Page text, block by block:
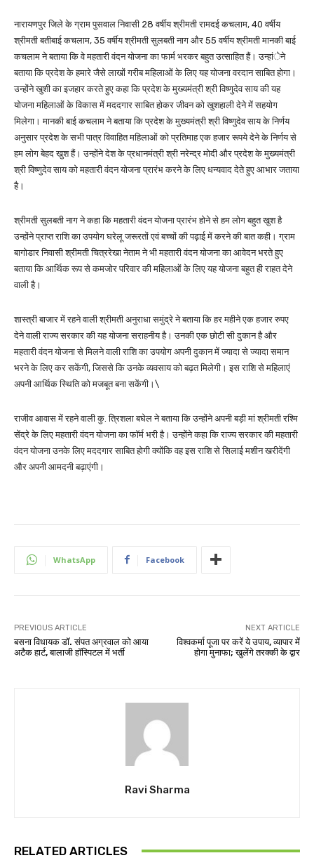
नारायणपुर जिले के ग्राम पुसवाल निवासी 28 वर्षीय श्रीमती रामदई कचलाम, 40 वर्षीय
श्रीमती बतीबाई कचलाम, 35 वर्षीय श्रीमती सुलबती नाग और 55 वर्षीय श्रीमती मानकी बाई
कचलाम ने बताया कि वे महतारी वंदन योजना का फार्म भरकर बहुत उत्साहित हैं। उन्हांेने
बताया कि प्रदेश के हमारे जैसे लाखों गरीब महिलाओं के लिए यह योजना वरदान साबित होगा।
उन्होंने खुशी का इजहार करते हुए कहा कि प्रदेश के मुख्यमंत्री श्री विष्णुदेव साय की यह
योजना महिलाओं के विकास में मददगार साबित होकर जीवन को खुशहाली देने में सहयोग
मिलेगा। मानकी बाई कचलाम ने बताया कि प्रदेश के मुख्यमंत्री श्री विष्णुदेव साय के निर्णय
अनुसार प्रदेश के सभी पात्र विवाहित महिलाओं को प्रतिमाह एक हजार रूपये देने के निर्णय से
हम लोग बेहद खुश हैं। उन्होंने देश के प्रधानमंत्री श्री नरेन्द्र मोदी और प्रदेश के मुख्यमंत्री
श्री विष्णुदेव साय को महतारी वंदन योजना प्रारंभ करने के लिए धन्यवाद देते हुए आभार जताया
है।
श्रीमती सुलबती नाग ने कहा कि महतारी वंदन योजना प्रारंभ होने से हम लोग बहुत खुश है
उन्होंने प्राप्त राशि का उपयोग घरेलू जरूरतों एवं बच्चों की पढ़ाई में करने की बात कही। ग्राम
बागोडार निवासी श्रीमती चित्ररेखा नेताम ने भी महतारी वंदन योजना का आवेदन भरते हुए
बताया कि आर्थिक रूप से कमजोर परिवार की महिलाओं के लिए यह योजना बहुत ही राहत देने
वाली है।
शास्त्री बाजार में रहने वाली श्रीमती अनुराधा समुंद्रे ने बताया कि हर महीने एक हजार रुपए
देने वाली राज्य सरकार की यह योजना सराहनीय है। उनकी एक छोटी सी दुकान है और
महतारी वंदन योजना से मिलने वाली राशि का उपयोग अपनी दुकान में ज्यादा से ज्यादा समान
भरने के लिए कर सकेंगी, जिससे कि उनके व्यवसाय को बढ़त मिलेगी। इस राशि से महिलाएं
अपनी आर्थिक स्थिति को मजबूत बना सकेंगी।\
राजीव आवास में रहने वाली कु. त्रिशला बघेल ने बताया कि उन्होंने अपनी बड़ी मां श्रीमती रश्मि
सेंद्रे के लिए महतारी वंदन योजना का फॉर्म भरी है। उन्होंने कहा कि राज्य सरकार की महतारी
वंदन योजना उनके लिए मददगार साबित होगी क्योंकि वह इस राशि से सिलाई मशीन खरीदेंगी
और अपनी आमदनी बढ़ाएंगी।
WhatsApp Facebook
PREVIOUS ARTICLE
बसना विधायक डॉ. संपत अग्रवाल को आया
अटैक हार्ट, बालाजी हॉस्पिटल में भर्ती
NEXT ARTICLE
विश्वकर्मा पूजा पर करें ये उपाय, व्यापार में
होगा मुनाफा; खुलेंगे तरक्की के द्वार
Ravi Sharma
RELATED ARTICLES